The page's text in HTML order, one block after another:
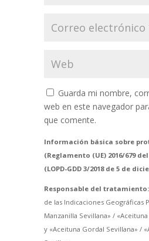
Guarda mi nombre,
web en este navegador
que comente.
Información básica sobre
(Reglamento (UE) 2016/679
(LOPD-GDD 3/2018 de 5 de
Responsable del tratamiento:
de las Indicaciones Geográficas
Manzanilla Sevillana» /
y «Aceituna Gordal Sevillana» /